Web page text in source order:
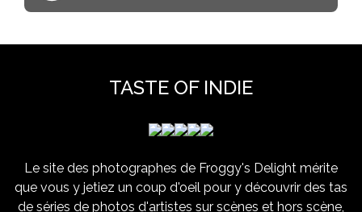
TASTE OF INDIE
Le site des photographes de Froggy's Delight mérite
que vous y jetiez un coup d'oeil pour y découvrir des tas
de séries de photos d'artistes sur scènes et hors scène,